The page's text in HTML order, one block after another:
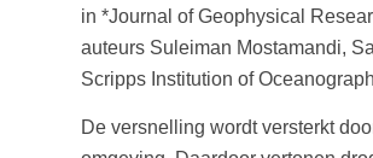
in *Journal of Geophysical
auteurs Suleiman Mostamandi,
Scripps Institution of
De versnelling wordt versterkt